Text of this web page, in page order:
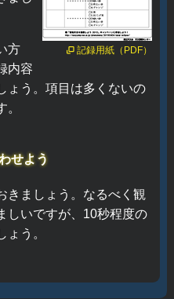
記録用紙（PDF）
方
内容
ょう。項目は多くないの
せよう
きましょう。なるべく観
しいですが、10秒程度の
う。